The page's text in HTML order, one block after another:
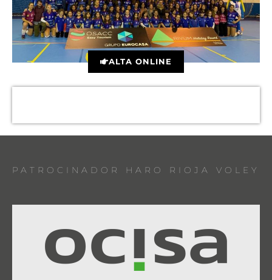
ALTA ONLINE
PATROCINADOR HARO RIOJA VOLEY